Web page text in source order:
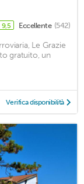
9,5 Eccellente (542)
Le Grazie
gratuito, un
Verifica disponibilità